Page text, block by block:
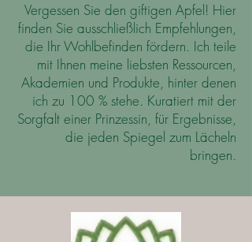
Vergessen Sie den giftigen Apfel! Hier
finden Sie ausschließlich Empfehlungen,
die Ihr Wohlbefinden fördern. Ich teile
mit Ihnen meine liebsten Ressourcen,
Akademien und Produkte, hinter denen
ich zu 100 % stehe. Kuratiert mit der
Sorgfalt einer Prinzessin, für Ergebnisse,
die jeden Spiegel zum Lächeln
bringen.